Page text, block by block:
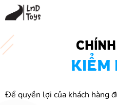
KIỂM
Để quyền lợi của khách hàng